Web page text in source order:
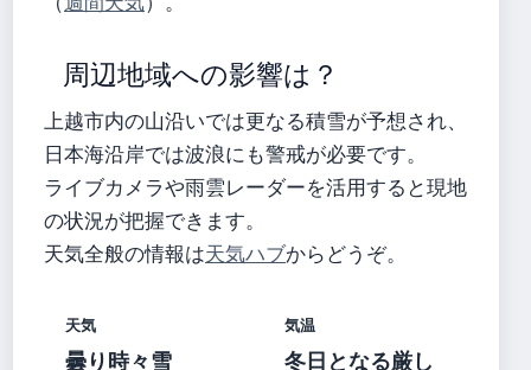
周辺地域への影響は？
上越市内の山沿いでは更なる積雪が予想され、
日本海沿岸では波浪にも警戒が必要です。
ライブカメラや雨雲レーダーを活用すると現地
の状況が把握できます。
天気全般の情報は天気ハブからどうぞ。
天気
曇り時々雪
気温
冬日となる厳し